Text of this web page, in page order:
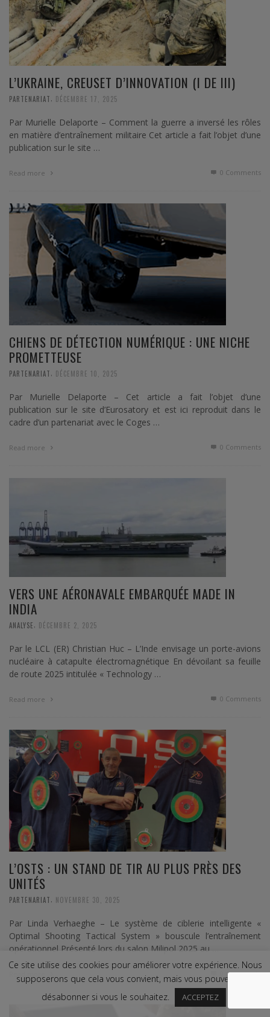
L’UKRAINE, CREUSET D’INNOVATION (I DE III)
PARTENARIAT DÉCEMBRE 17, 2025
Par Murielle Delaporte – Comment la guerre a inversé les rôles
en matière d’entraînement militaire Cet article a fait l’objet d’une
publication sur le site …
Read more 0 Comments
CHIENS DE DÉTECTION NUMÉRIQUE : UNE NICHE
PROMETTEUSE
PARTENARIAT DÉCEMBRE 10, 2025
Par Murielle Delaporte – Cet article a fait l’objet d’une
publication sur le site d’Eurosatory et est ici reproduit dans le
cadre d’un partenariat avec le Coges …
Read more 0 Comments
VERS UNE AÉRONAVALE EMBARQUÉE MADE IN
INDIA
ANALYSE DÉCEMBRE 2, 2025
Par le LCL (ER) Christian Huc – L’Inde envisage un porte-avions
nucléaire à catapulte électromagnétique En dévoilant sa feuille
de route 2025 intitulée « Technology …
Read more 0 Comments
L’OSTS : UN STAND DE TIR AU PLUS PRÈS DES
UNITÉS
PARTENARIAT NOVEMBRE 30, 2025
Par Linda Verhaeghe – Le système de ciblerie intelligente «
Optimal Shooting Tactical System » bouscule l’entraînement
opérationnel Présenté lors du salon Milipol 2025 au …
0 Comments
Ce site utilise des cookies pour améliorer votre expérience. Nous
supposerons que cela vous convient, mais vous pouvez vous
désabonner si vous le souhaitez.
ACCEPTEZ